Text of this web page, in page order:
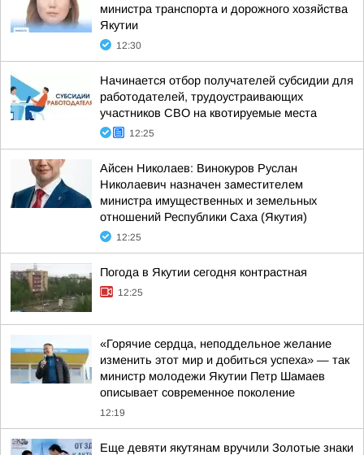
министра транспорта и дорожного хозяйства
Якутии
12:30
Начинается отбор получателей субсидии для
работодателей, трудоустраивающих
участников СВО на квотируемые места
12:25
Айсен Николаев: Винокуров Руслан
Николаевич назначен заместителем
министра имущественных и земельных
отношений Республики Саха (Якутия)
12:25
Погода в Якутии сегодня контрастная
12:25
«Горячие сердца, неподдельное желание
изменить этот мир и добиться успеха» — так
министр молодежи Якутии Петр Шамаев
описывает современное поколение
12:19
Еще девяти якутянам вручили Золотые знаки